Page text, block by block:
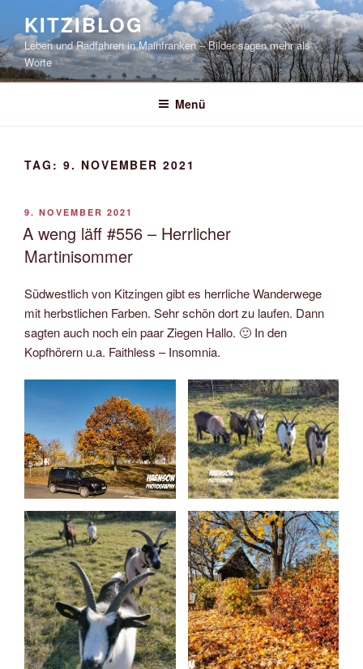
springen
KITZIBLOG
Leben und Radfahren in Mainfranken – Bilder sagen mehr als
Worte
Menü
TAG: 9. NOVEMBER 2021
VERÖFFENTLICHT
AM
9. NOVEMBER 2021
A weng läff #556 – Herrlicher
Martinisommer
Südwestlich von Kitzingen gibt es herrliche Wanderwege
mit herbstlichen Farben. Sehr schön dort zu laufen. Dann
sagten auch noch ein paar Ziegen Hallo. 🙂 In den
Kopfhörern u.a. Faithless – Insomnia.